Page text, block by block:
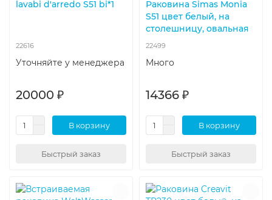
lavabi d'arredo S51 bi*1
22616
Уточняйте у менеджера
20000 ₽
В корзину
Быстрый заказ
Раковина Simas Monia
S51 цвет белый, на
столешницу, овальная
22499
Много
14366 ₽
В корзину
Быстрый заказ